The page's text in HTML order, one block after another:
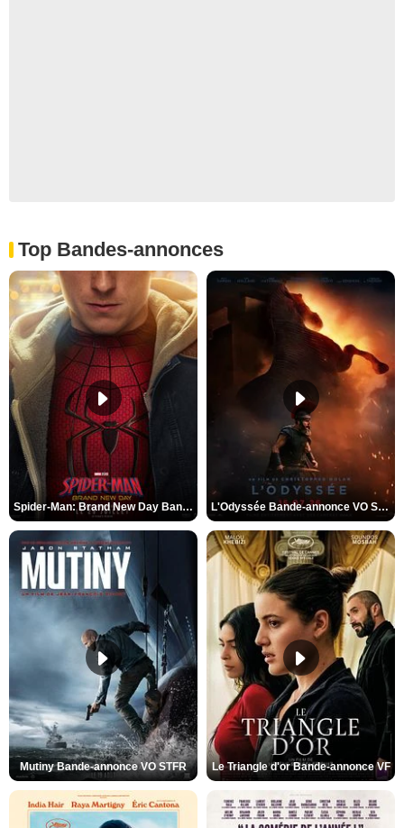
Top Bandes-annonces
Spider-Man: Brand New Day Bande-annonce VO STFR L'Odyssée Bande-annonce VO STFR
Mutiny Bande-annonce VO STFR Le Triangle d'or Bande-annonce VF